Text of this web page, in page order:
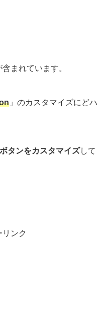
まれています。
」のカスタマイズにどハ
タンをカスタマイズして
リンク